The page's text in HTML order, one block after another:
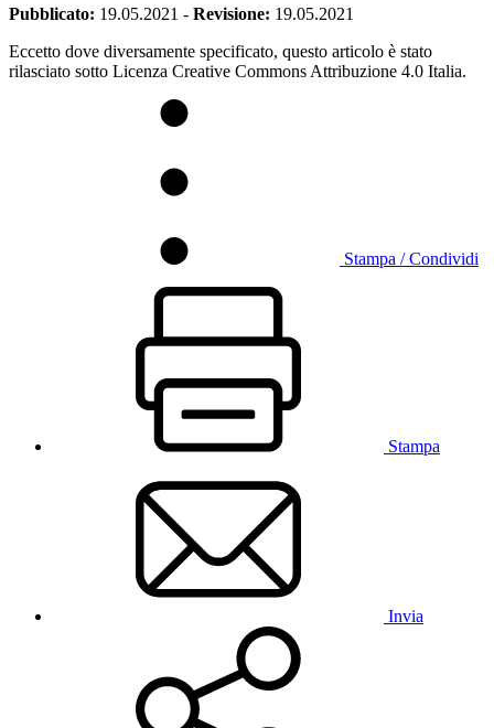
Pubblicato: 19.05.2021 - Revisione: 19.05.2021
Eccetto dove diversamente specificato, questo articolo è stato
rilasciato sotto Licenza Creative Commons Attribuzione 4.0 Italia.
Stampa / Condividi
Stampa
Invia